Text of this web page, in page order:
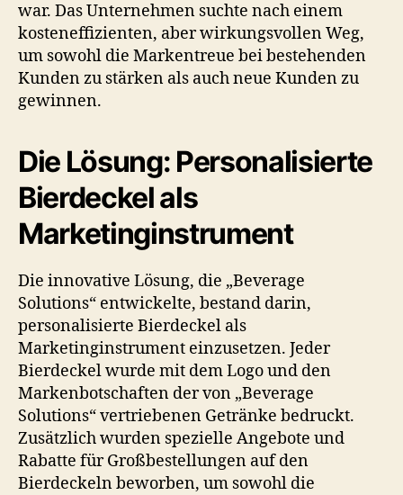
war. Das Unternehmen suchte nach einem
kosteneffizienten, aber wirkungsvollen Weg,
um sowohl die Markentreue bei bestehenden
Kunden zu stärken als auch neue Kunden zu
gewinnen.
Die Lösung: Personalisierte
Bierdeckel als
Marketinginstrument
Die innovative Lösung, die „Beverage
Solutions“ entwickelte, bestand darin,
personalisierte Bierdeckel als
Marketinginstrument einzusetzen. Jeder
Bierdeckel wurde mit dem Logo und den
Markenbotschaften der von „Beverage
Solutions“ vertriebenen Getränke bedruckt.
Zusätzlich wurden spezielle Angebote und
Rabatte für Großbestellungen auf den
Bierdeckeln beworben, um sowohl die